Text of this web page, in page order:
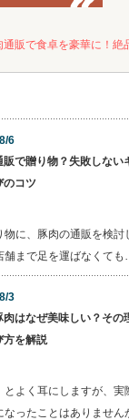
通販で食卓を豪華に！絶
6
販で贈り物？失敗しない
のコツ
に、豚肉の通販を検討
舗まで足を運ばなくて
3
肉はなぜ美味しい？その
方を解説
とよく耳にしますが、実
ったことはありません